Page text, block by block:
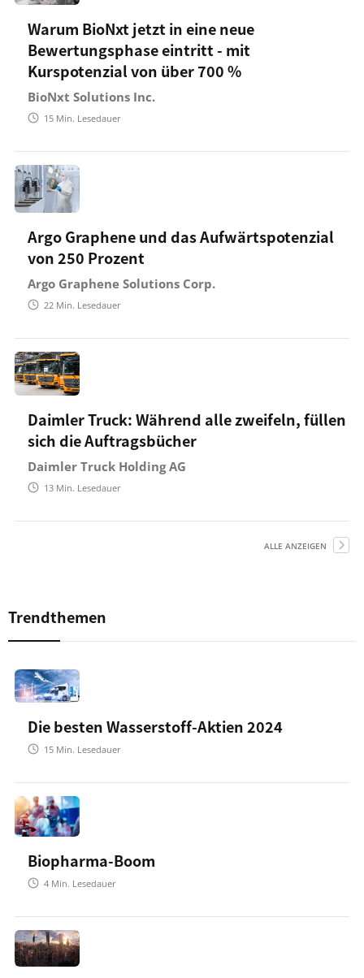
Warum BioNxt jetzt in eine neue
Bewertungsphase eintritt - mit
Kurspotenzial von über 700 %
BioNxt Solutions Inc.
15 Min. Lesedauer
Argo Graphene und das Aufwärtspotenzial
von 250 Prozent
Argo Graphene Solutions Corp.
22 Min. Lesedauer
Daimler Truck: Während alle zweifeln, füllen
sich die Auftragsbücher
Daimler Truck Holding AG
13 Min. Lesedauer
ALLE ANZEIGEN
Trendthemen
Die besten Wasserstoff-Aktien 2024
15 Min. Lesedauer
Biopharma-Boom
4 Min. Lesedauer